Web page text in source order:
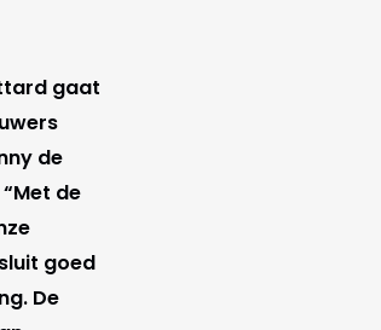
gaat
de
de
goed
De